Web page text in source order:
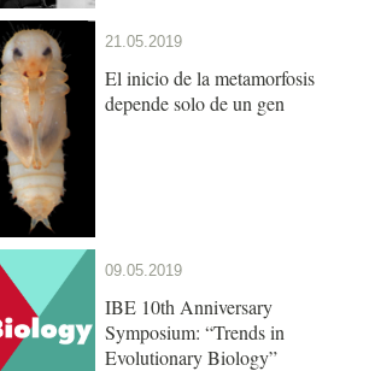
21.05.2019
El inicio de la metamorfosis
depende solo de un gen
09.05.2019
IBE 10th Anniversary
Symposium: “Trends in
Evolutionary Biology”